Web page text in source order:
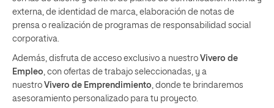
externa, de identidad de marca, elaboración de notas de
prensa o realización de programas de responsabilidad social
corporativa.
Además, disfruta de acceso exclusivo a nuestro Vivero de
Empleo, con ofertas de trabajo seleccionadas, y a
nuestro Vivero de Emprendimiento, donde te brindaremos
asesoramiento personalizado para tu proyecto.